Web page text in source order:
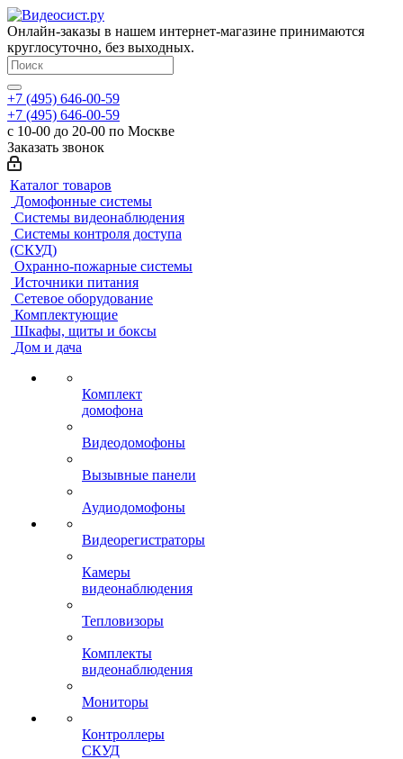
Онлайн-заказы в нашем интернет-магазине принимаются
круглосуточно, без выходных.
+7 (495) 646-00-59
+7 (495) 646-00-59
с 10-00 до 20-00 по Москве
Заказать звонок
Каталог товаров
Домофонные системы
Системы видеонаблюдения
Системы контроля доступа
(СКУД)
Охранно-пожарные системы
Источники питания
Сетевое оборудование
Комплектующие
Шкафы, щиты и боксы
Дом и дача
Комплект
домофона
Видеодомофоны
Вызывные панели
Аудиодомофоны
Видеорегистраторы
Камеры
видеонаблюдения
Тепловизоры
Комплекты
видеонаблюдения
Мониторы
Контроллеры
СКУД